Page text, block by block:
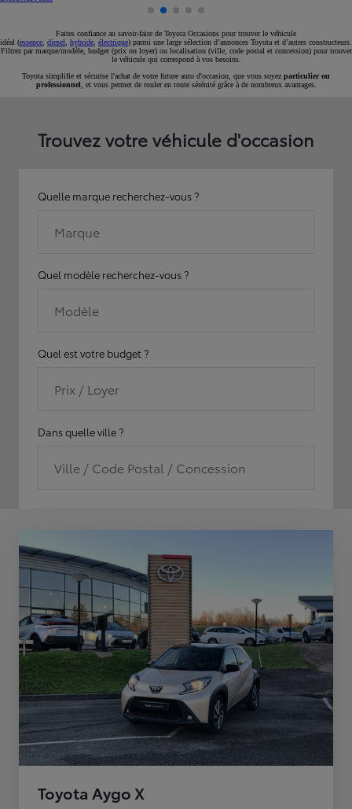
Faites confiance au savoir-faire de Toyota Occasions pour trouver le véhicule
idéal (essence diesel hybride électrique) parmi une large sélection d’annonces Toyota et d’autres constructeurs.
Filtrez par marque/modèle, budget (prix ou loyer) ou localisation (ville, code postal et concession) pour trouver
le véhicule qui correspond à vos besoins.
Toyota simplifie et sécurise l'achat de votre future auto d'occasion, que vous soyez particulier ou
professionnel , et vous permet de rouler en toute sérénité grâce à de nombreux avantages.
Trouvez votre véhicule d'occasion
Quelle marque recherchez-vous ?
Marque
Quel modèle recherchez-vous ?
Modèle
Quel est votre budget ?
Prix / Loyer
Dans quelle ville ?
Ville / Code Postal / Concession
Toyota Aygo X